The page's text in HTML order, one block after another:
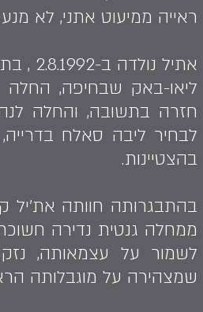
ראייה ממיעוט אתני, לא
ליאו-באק שבחיפה, החלה
בהצטיינות.
בהתבגרותה חוותה את׳יל
לשמור על עצמאותה,
שמצהירה על מוגבלותה